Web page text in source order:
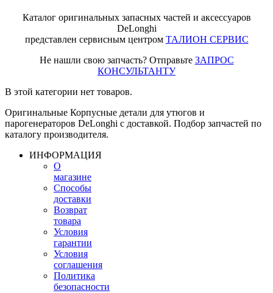
Каталог оригинальных запасных частей и аксессуаров
DeLonghi
представлен сервисным центром ТАЛИОН СЕРВИС
Не нашли свою запчасть? Отправьте ЗАПРОС
КОНСУЛЬТАНТУ
В этой категории нет товаров.
Оригинальные Корпусные детали для утюгов и
парогенераторов DeLonghi с доставкой. Подбор запчастей по
каталогу производителя.
ИНФОРМАЦИЯ
О
магазине
Способы
доставки
Возврат
товара
Условия
гарантии
Условия
соглашения
Политика
безопасности